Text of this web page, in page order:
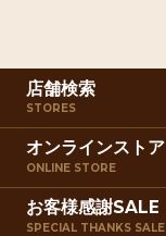
店舗検索
STORES
オンラインストア
ONLINE STORE
お客様感謝SALE
SPECIAL THANKS SALE